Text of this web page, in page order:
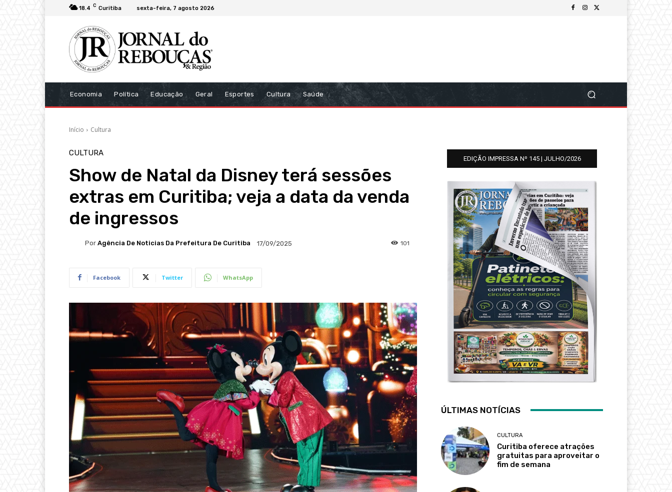
18.4 C Curitiba sexta-feira, 7 agosto 2026
Economia Política Educação Geral Esportes Cultura Saúde
Início Cultura
CULTURA
Show de Natal da Disney terá sessões
extras em Curitiba; veja a data da venda
de ingressos
Por Agência De Noticias Da Prefeitura De Curitiba 17/09/2025 101
Facebook Twitter WhatsApp
EDIÇÃO IMPRESSA Nº 145 | JULHO/2026
ÚLTIMAS NOTÍCIAS
CULTURA
Curitiba oferece atrações
gratuitas para aproveitar o
fim de semana